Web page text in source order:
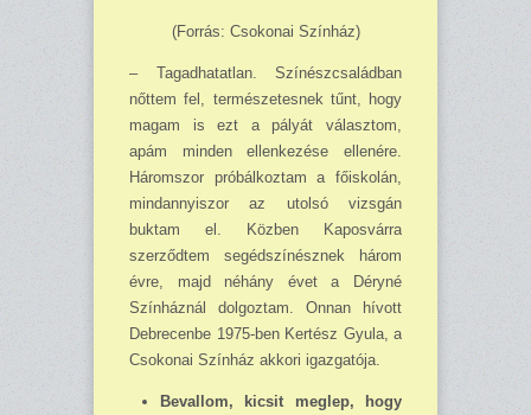
(Forrás: Csokonai Színház)
– Tagadhatatlan. Színészcsaládban
nőttem fel, természetesnek tűnt, hogy
magam is ezt a pályát választom,
apám minden ellenkezése ellenére.
Háromszor próbálkoztam a főiskolán,
mindannyiszor az utolsó vizsgán
buktam el. Közben Kaposvárra
szerződtem segédszínésznek három
évre, majd néhány évet a Déryné
Színháznál dolgoztam. Onnan hívott
Debrecenbe 1975-ben Kertész Gyula, a
Csokonai Színház akkori igazgatója.
Bevallom, kicsit meglep, hogy